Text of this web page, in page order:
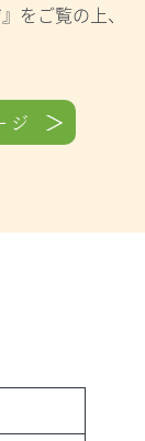
をご覧の上、
ジ